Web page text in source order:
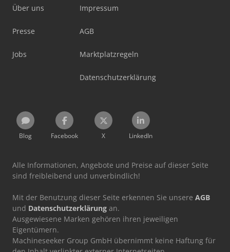
Über uns
Presse
Jobs
Impressum
AGB
Marktplatzregeln
Datenschutzerklärung
Blog Facebook X LinkedIn
Alle Informationen, Angebote und Preise auf dieser Seite
sind freibleibend und unverbindlich!
Mit der Benutzung dieser Seite erkennen Sie unsere AGB
und Datenschutzerklärung an.
Ausgewiesene Marken gehören ihren jeweiligen
Eigentümern.
Machineseeker Group GmbH übernimmt keine Haftung für